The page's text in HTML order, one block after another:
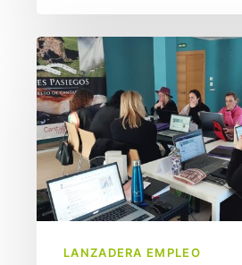
Taller
de
Emprendimiento
LANZADERA EMPLEO